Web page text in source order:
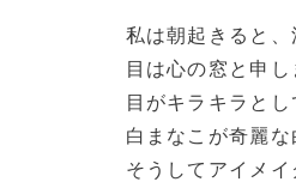
私は朝起きると
目は心の窓と申し
目がキラキラとし
白まなこが奇麗な
そうしてアイメイ